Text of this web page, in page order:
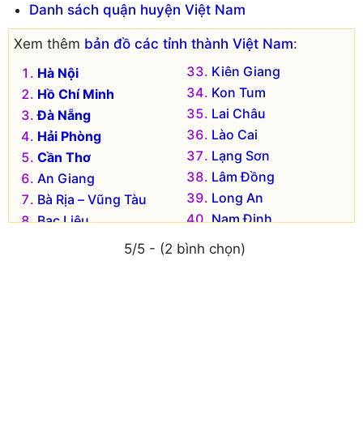
Danh sách quận huyện Việt Nam
Xem thêm bản đồ các tỉnh thành Việt Nam:
Hà Nội
Hồ Chí Minh
Đà Nẵng
Hải Phòng
Cần Thơ
An Giang
Bà Rịa – Vũng Tàu
Bạc Liêu
Kiên Giang
Kon Tum
Lai Châu
Lào Cai
Lạng Sơn
Lâm Đồng
Long An
Nam Định
Nghệ An
Ninh Bình
5/5 - (2 bình chọn)